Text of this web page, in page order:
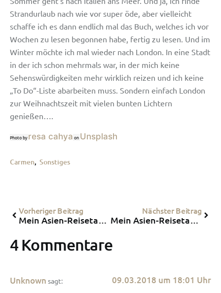
Strandurlaub nach wie vor super öde, aber vielleicht
schaffe ich es dann endlich mal das Buch, welches ich vor
Wochen zu lesen begonnen habe, fertig zu lesen. Und im
Winter möchte ich mal wieder nach London. In eine Stadt
in der ich schon mehrmals war, in der mich keine
Sehenswürdigkeiten mehr wirklich reizen und ich keine
„To Do“-Liste abarbeiten muss. Sondern einfach London
zur Weihnachtszeit mit vielen bunten Lichtern
genießen….
Photo byresa cahya on Unsplash
Carmen,Sonstiges
Vorheriger Beitrag
Mein Asien-Reisetagebuch: Thailand – One night in Bangkok!
Nächster Beitrag
Mein Asien-Reisetagebuch: Thailand – Mit dem Nachtzug nach Chiang Mai
4 Kommentare
Unknown sagt: 09.03.2018 um 18:01 Uhr